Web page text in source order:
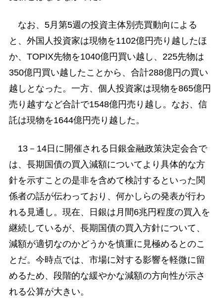
なお、5月第5週の投資主体別売買動向による
と、外国人投資家は現物を1102億円売り越したほ
か、TOPIX先物を1040億円買い越し、225先物は
350億円買い越したことから、合計288億円の買い
越しとなった。一方、個人投資家は現物を865億円
売り越すなど合計で1548億円売り越し。なお、信
託は現物を1644億円売り越した。
13－14日に開催される日銀金融政策決定会合で
は、長期国債の買入減額についてより具体的な方
針を示すことの是非を含めて検討するといった関
係者の話が伝わっており、何かしらの発表が行わ
れる見通し。現在、日銀は月間6兆円程度の買入を
継続しているが、長期国債の買入方針について、
減額が適切なのかどうかを慎重に見極めるとのこ
とだ。今時点では、市場に対する影響を軽微に留
めるため、段階的な緩やかな減額の方向性が示さ
れる公算が大きい。